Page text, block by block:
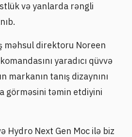
və yanlarda rəngli
məhsul direktoru Noreen
yaradıcı qüvvə
markanın tanış dizaynını
görməsini təmin etdiyini
Hydro Next Gen Moc ilə biz